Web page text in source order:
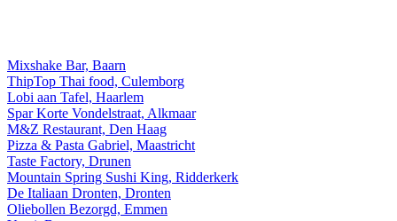
Mixshake Bar, Baarn
ThipTop Thai food, Culemborg
Lobi aan Tafel, Haarlem
Spar Korte Vondelstraat, Alkmaar
M&Z Restaurant, Den Haag
Pizza & Pasta Gabriel, Maastricht
Taste Factory, Drunen
Mountain Spring Sushi King, Ridderkerk
De Italiaan Dronten, Dronten
Oliebollen Bezorgd, Emmen